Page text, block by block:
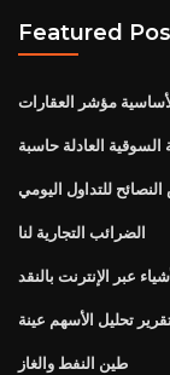
Featured
مؤشر العقارات
السوقية العادلة حاسبة
للتداول اليومي
الضرائب التجارية لنا
عبر الإنترنت بالنقد
تحليل الأسهم عينة
طين النفط والغاز